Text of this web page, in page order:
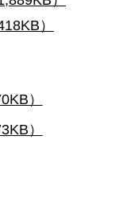
）
）
）